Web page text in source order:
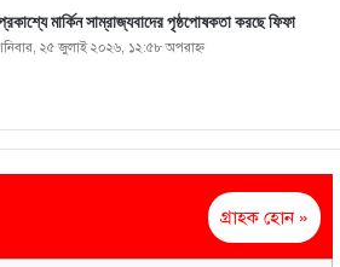
মার্কিন সাম্রাজ্যবাদের পৃষ্ঠপোষকতা করছে ফিফা
২৫ জুলাই ২০২৬, ১২:৫৮ অপরাহ্ণ
গ্রাহক হোন »